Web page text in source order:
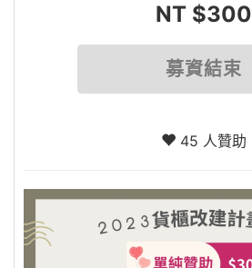
NT $300
募資結束
45 人贊助